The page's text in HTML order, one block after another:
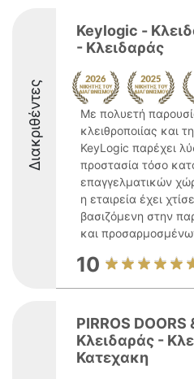
Διακριθέντες
Keylogic -
- Κλειδαράς
Με πολυετή
κλειθροποιίας και
KeyLogic παρέχει
προστασία τόσο
επαγγελματικών
η εταιρεία έχει
βασιζόμενη στην
και
10
PIRROS DOORS
Κλειδαράς -
Κατεχακη